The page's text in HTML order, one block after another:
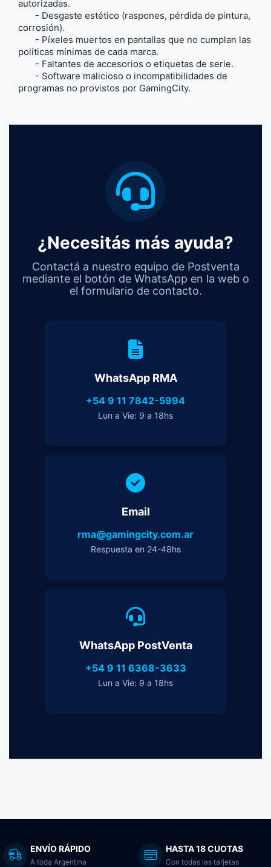
autorizadas.
- Desgaste estético (raspones, pérdida de pintura,
corrosión).
- Píxeles muertos en pantallas que no cumplan las
políticas mínimas de cada marca.
- Faltantes de accesorios o etiquetas de serie.
- Software malicioso o incompatibilidades de
programas no provistos por GamingCity.
¿Necesitás más ayuda?
Contactá a nuestro equipo de Postventa
mediante el botón de WhatsApp en la web o
el formulario de contacto.
WhatsApp RMA
+54 9 11 7842-5994
Lun a Vie: 9 a 18hs
Email
rma@gamingcity.com.ar
Respuesta en 24-48hs
WhatsApp PostVenta
+54 9 11 6368-3633
Lun a Vie: 9 a 18hs
ENVÍO RÁPIDO
A toda Argentina
HASTA 18 CUOTAS
Con todas las tarjetas